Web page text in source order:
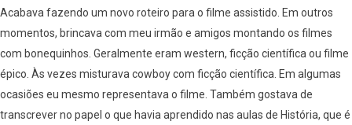
Acabava fazendo um novo roteiro para o filme assistido. Em outros
momentos, brincava com meu irmão e amigos montando os filmes
com bonequinhos. Geralmente eram western, ficção científica ou filme
épico. Às vezes misturava cowboy com ficção científica. Em algumas
ocasiões eu mesmo representava o filme. Também gostava de
transcrever no papel o que havia aprendido nas aulas de História, que é